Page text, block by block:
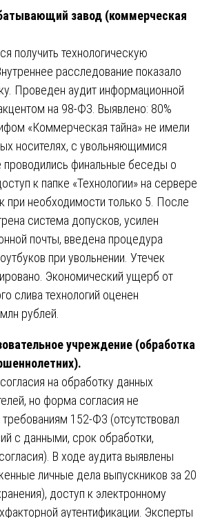
завод (коммерческая
получить технологическую
расследование показало
Проведен аудит информационной
на 98-ФЗ. Выявлено: 80%
«Коммерческая тайна» не имели
носителях, с увольняющимися
проводились финальные беседы о
к папке «Технологии» на сервере
при необходимости только 5. После
система допусков, усилен
почты, введена процедура
при увольнении. Утечек
Экономический ущерб от
слива технологий оценен
рублей.
учреждение (обработка
на обработку данных
но форма согласия не
требованиям 152-ФЗ (отсутствовал
с данными, срок обработки,
В ходе аудита выявлены
личные дела выпускников за 20
доступ к электронному
аутентификации. Эксперты